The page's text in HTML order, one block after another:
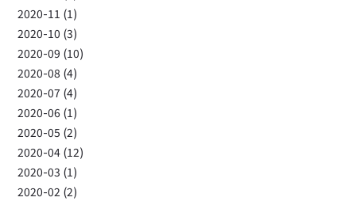
2020-11 (1)
2020-10 (3)
2020-09 (10)
2020-08 (4)
2020-07 (4)
2020-06 (1)
2020-05 (2)
2020-04 (12)
2020-03 (1)
2020-02 (2)